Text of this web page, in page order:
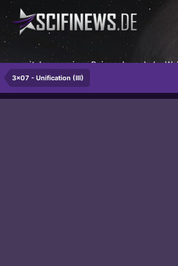
...mit dem nervigen Beigeschmack der
3x07 - Unification (III)